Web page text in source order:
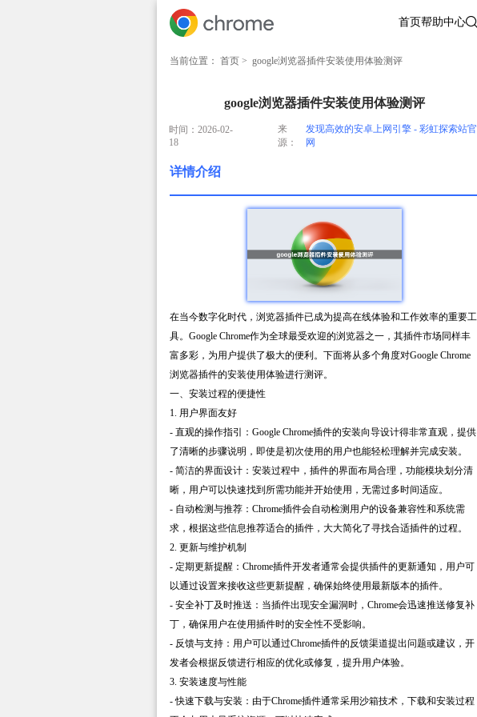
首页帮助中心
当前位置： 首页 > google浏览器插件安装使用体验测评
google浏览器插件安装使用体验测评
时间：2026-02-
18
来
源：
发现高效的安卓上网引擎 - 彩虹探索站官
网
详情介绍
在当今数字化时代，浏览器插件已成为提高在线体验和工作效率的重要工
具。Google Chrome作为全球最受欢迎的浏览器之一，其插件市场同样丰
富多彩，为用户提供了极大的便利。下面将从多个角度对Google Chrome
浏览器插件的安装使用体验进行测评。
一、安装过程的便捷性
1. 用户界面友好
- 直观的操作指引：Google Chrome插件的安装向导设计得非常直观，提供
了清晰的步骤说明，即使是初次使用的用户也能轻松理解并完成安装。
- 简洁的界面设计：安装过程中，插件的界面布局合理，功能模块划分清
晰，用户可以快速找到所需功能并开始使用，无需过多时间适应。
- 自动检测与推荐：Chrome插件会自动检测用户的设备兼容性和系统需
求，根据这些信息推荐适合的插件，大大简化了寻找合适插件的过程。
2. 更新与维护机制
- 定期更新提醒：Chrome插件开发者通常会提供插件的更新通知，用户可
以通过设置来接收这些更新提醒，确保始终使用最新版本的插件。
- 安全补丁及时推送：当插件出现安全漏洞时，Chrome会迅速推送修复补
丁，确保用户在使用插件时的安全性不受影响。
- 反馈与支持：用户可以通过Chrome插件的反馈渠道提出问题或建议，开
发者会根据反馈进行相应的优化或修复，提升用户体验。
3. 安装速度与性能
- 快速下载与安装：由于Chrome插件通常采用沙箱技术，下载和安装过程